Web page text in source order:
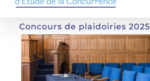
Concours de plaidoiries 2025